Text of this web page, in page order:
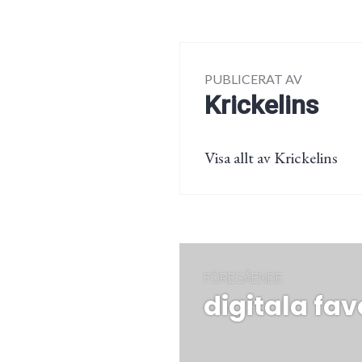
PUBLICERAT AV
Krickelins
Visa allt av Krickelins
FÖREGÅENDE
Föregående
post:
digitala